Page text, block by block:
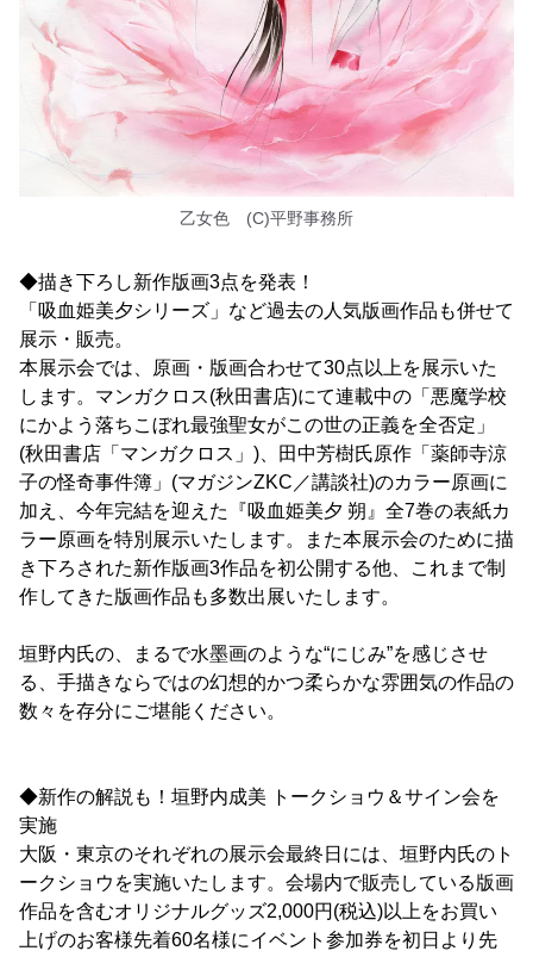
乙女色 (C)平野事務所
◆描き下ろし新作版画3点を発表！
「吸血姫美夕シリーズ」など過去の人気版画作品も併せて
展示・販売。
本展示会では、原画・版画合わせて30点以上を展示いた
します。マンガクロス(秋田書店)にて連載中の「悪魔学校
にかよう落ちこぼれ最強聖女がこの世の正義を全否定」
(秋田書店「マンガクロス」)、田中芳樹氏原作「薬師寺涼
子の怪奇事件簿」(マガジンZKC／講談社)のカラー原画に
加え、今年完結を迎えた『吸血姫美夕 朔』全7巻の表紙カ
ラー原画を特別展示いたします。また本展示会のために描
き下ろされた新作版画3作品を初公開する他、これまで制
作してきた版画作品も多数出展いたします。
垣野内氏の、まるで水墨画のような“にじみ”を感じさせ
る、手描きならではの幻想的かつ柔らかな雰囲気の作品の
数々を存分にご堪能ください。
◆新作の解説も！垣野内成美 トークショウ＆サイン会を
実施
大阪・東京のそれぞれの展示会最終日には、垣野内氏のト
ークショウを実施いたします。会場内で販売している版画
作品を含むオリジナルグッズ2,000円(税込)以上をお買い
上げのお客様先着60名様にイベント参加券を初日より先